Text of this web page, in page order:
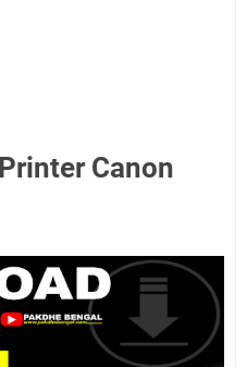
Canon